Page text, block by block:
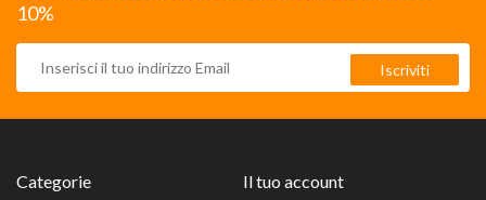
10%
Categorie Il tuo account